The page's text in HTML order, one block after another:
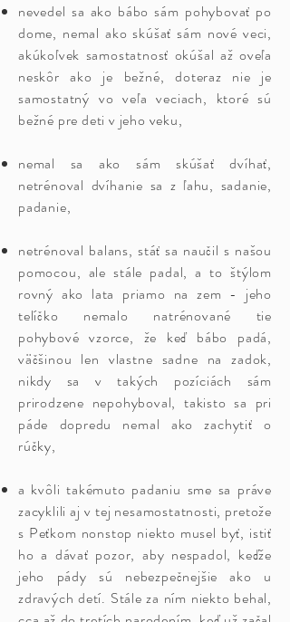
nevedel sa ako bábo sám pohybovať po
dome, nemal ako skúšať sám nové veci,
akúkoľvek samostatnosť okúšal až oveľa
neskôr ako je bežné, doteraz nie je
samostatný vo veľa veciach, ktoré sú
bežné pre deti v jeho veku,
nemal sa ako sám skúšať dvíhať,
netrénoval dvíhanie sa z ľahu, sadanie,
padanie,
netrénoval balans, stáť sa naučil s našou
pomocou, ale stále padal, a to štýlom
rovný ako lata priamo na zem - jeho
telíčko nemalo natrénované tie
pohybové vzorce, že keď bábo padá,
väčšinou len vlastne sadne na zadok,
nikdy sa v takých pozíciách sám
prirodzene nepohyboval, takisto sa pri
páde dopredu nemal ako zachytiť o
rúčky,
a kvôli takémuto padaniu sme sa práve
zacyklili aj v tej nesamostatnosti, pretože
s Peťkom nonstop niekto musel byť, istiť
ho a dávať pozor, aby nespadol, keďže
jeho pády sú nebezpečnejšie ako u
zdravých detí. Stále za ním niekto behal,